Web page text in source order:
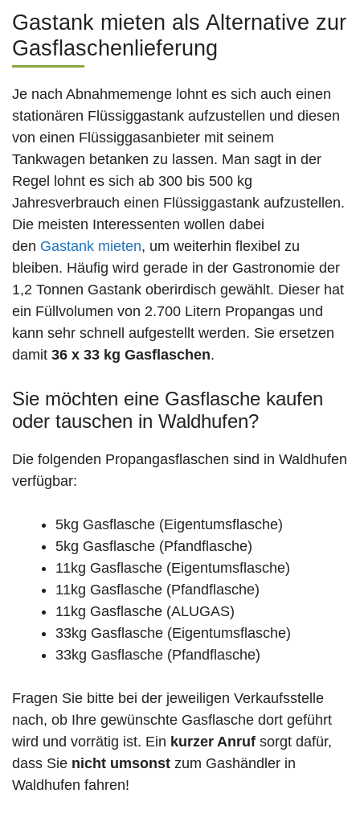
Gastank mieten als Alternative zur
Gasflaschenlieferung
Je nach Abnahmemenge lohnt es sich auch einen
stationären Flüssiggastank aufzustellen und diesen
von einen Flüssiggasanbieter mit seinem
Tankwagen betanken zu lassen. Man sagt in der
Regel lohnt es sich ab 300 bis 500 kg
Jahresverbrauch einen Flüssiggastank aufzustellen.
Die meisten Interessenten wollen dabei
den Gastank mieten, um weiterhin flexibel zu
bleiben. Häufig wird gerade in der Gastronomie der
1,2 Tonnen Gastank oberirdisch gewählt. Dieser hat
ein Füllvolumen von 2.700 Litern Propangas und
kann sehr schnell aufgestellt werden. Sie ersetzen
damit 36 x 33 kg Gasflaschen.
Sie möchten eine Gasflasche kaufen
oder tauschen in Waldhufen?
Die folgenden Propangasflaschen sind in Waldhufen
verfügbar:
5kg Gasflasche (Eigentumsflasche)
5kg Gasflasche (Pfandflasche)
11kg Gasflasche (Eigentumsflasche)
11kg Gasflasche (Pfandflasche)
11kg Gasflasche (ALUGAS)
33kg Gasflasche (Eigentumsflasche)
33kg Gasflasche (Pfandflasche)
Fragen Sie bitte bei der jeweiligen Verkaufsstelle
nach, ob Ihre gewünschte Gasflasche dort geführt
wird und vorrätig ist. Ein kurzer Anruf sorgt dafür,
dass Sie nicht umsonst zum Gashändler in
Waldhufen fahren!